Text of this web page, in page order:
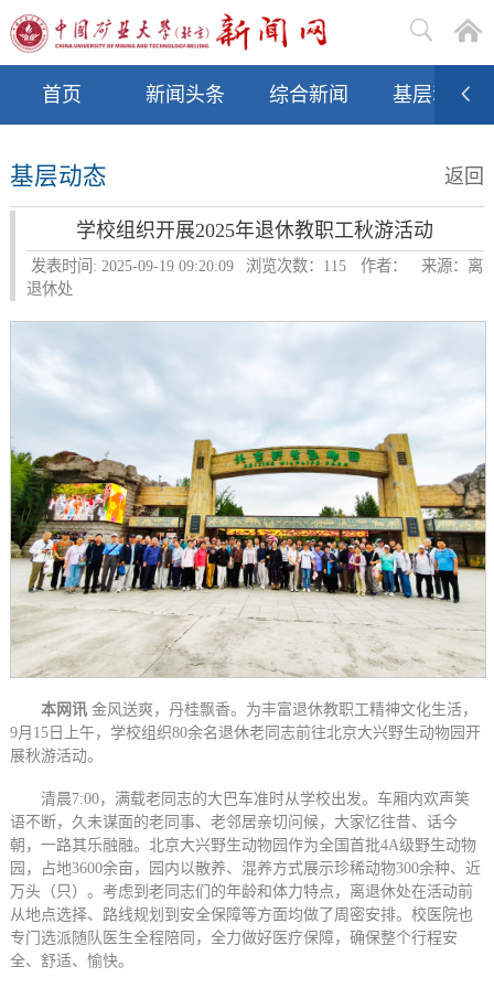
首页 新闻头条 综合新闻 基层动态
基层动态 返回
学校组织开展2025年退休教职工秋游活动
发表时间: 2025-09-19 09:20:09 浏览次数： 115 作者：
来源：离
退休处
本网讯金风送爽，丹桂飘香。为丰富退休教职工精神文化生活，
9月15日上午，学校组织80余名退休老同志前往北京大兴野生动物园开
展秋游活动。
清晨7:00，满载老同志的大巴车准时从学校出发。车厢内欢声笑
语不断，久未谋面的老同事、老邻居亲切问候，大家忆往昔、话今
朝，一路其乐融融。北京大兴野生动物园作为全国首批4A级野生动物
园，占地3600余亩，园内以散养、混养方式展示珍稀动物300余种、近
万头（只）。考虑到老同志们的年龄和体力特点，离退休处在活动前
从地点选择、路线规划到安全保障等方面均做了周密安排。校医院也
专门选派随队医生全程陪同，全力做好医疗保障，确保整个行程安
全、舒适、愉快。